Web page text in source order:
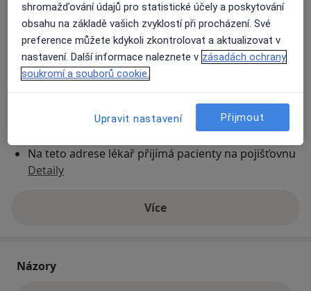
Přiblížit mapuse otevře v nové záložce
Dostupnost
Na této adrese online kalendář není aktivní
Způsoby platby (soukromé návštěvy)
Na teto adrese lékař přijímá pacienty na pojišťovnu
Detaily
Víceo adrese
Názory
shromažďování údajů pro statistické účely a poskytování
obsahu na základě vašich zvyklostí při procházení. Své
preference můžete kdykoli zkontrolovat a aktualizovat v
nastavení. Další informace naleznete v zásadách ochrany
soukromí a souborů cookie.
Upravit nastavení Přijmout